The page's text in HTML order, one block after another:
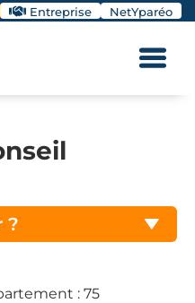
Entreprise NetYparéo
?
: 75